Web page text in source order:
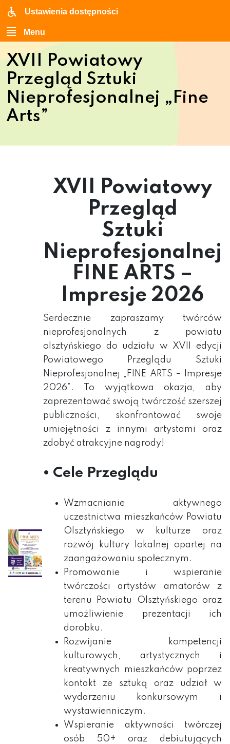
Ustawienia dostępności
Menu
XVII Powiatowy
Przegląd Sztuki
Nieprofesjonalnej „Fine
Arts”
XVII Powiatowy
Przegląd
Sztuki
Nieprofesjonalnej
FINE ARTS –
Impresje 2026
Serdecznie zapraszamy twórców
nieprofesjonalnych z powiatu
olsztyńskiego do udziału w XVII edycji
Powiatowego Przeglądu Sztuki
Nieprofesjonalnej „FINE ARTS – Impresje
2026”. To wyjątkowa okazja, aby
zaprezentować swoją twórczość szerszej
publiczności, skonfrontować swoje
umiejętności z innymi artystami oraz
zdobyć atrakcyjne nagrody!
• Cele Przeglądu
Wzmacnianie aktywnego
uczestnictwa mieszkańców Powiatu
Olsztyńskiego w kulturze oraz
rozwój kultury lokalnej opartej na
zaangażowaniu społecznym.
Promowanie i wspieranie
twórczości artystów amatorów z
terenu Powiatu Olsztyńskiego oraz
umożliwienie prezentacji ich
dorobku.
Rozwijanie kompetencji
kulturowych, artystycznych i
kreatywnych mieszkańców poprzez
kontakt ze sztuką oraz udział w
wydarzeniu konkursowym i
wystawienniczym.
Wspieranie aktywności twórczej
osób 50+ oraz debiutujących